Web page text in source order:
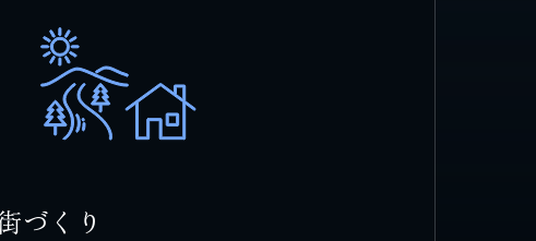
フト
づ く り